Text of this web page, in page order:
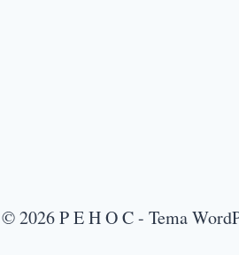
© 2026 P E H O C - Tema